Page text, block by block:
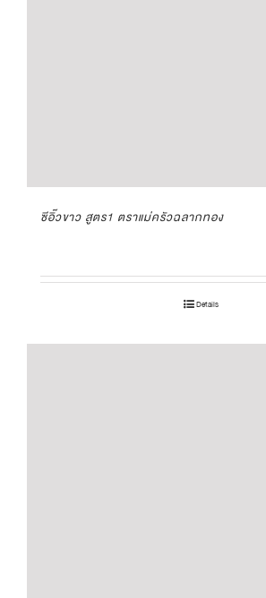
ซีอิ๊วขาว สูตร1 ตราแม่ครัวฉลากทอง
Details